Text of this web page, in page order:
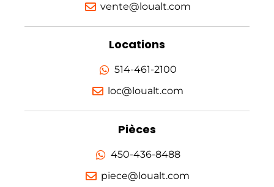
vente@loualt.com
Locations
514-461-2100
loc@loualt.com
Pièces
450-436-8488
piece@loualt.com